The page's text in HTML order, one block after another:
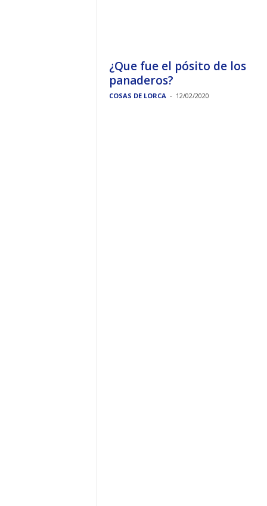
¿Que fue el pósito de los
panaderos?
COSAS DE LORCA - 12/02/2020